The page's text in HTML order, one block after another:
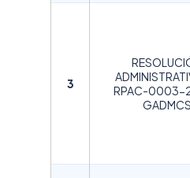
3
RPAC-0003-
GADMCS